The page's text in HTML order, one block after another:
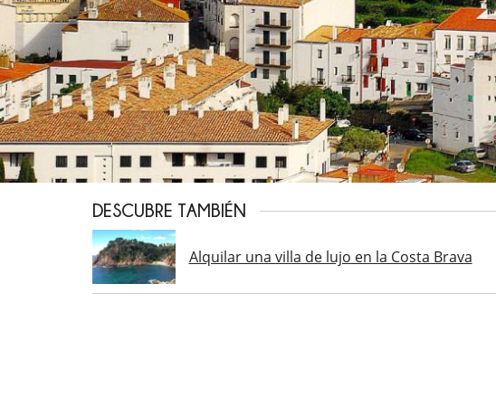
DESCUBRE TAMBIÉN
Alquilar una villa de lujo en la Costa Brava